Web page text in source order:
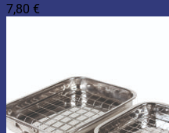
7,80 €